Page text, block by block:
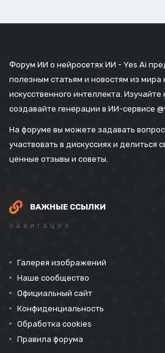
Форум ИИ о нейросетях ИИ - Yes Ai
полезным статьям и новостям из мира
искусственного интеллекта.
создавайте генерации в ИИ-сервисе
На форуме вы можете задавать
участвовать в дискуссиях и делиться
ценные отзывы и советы.
ВАЖНЫЕ ССЫЛКИ
НАВИГАЦИЯ
Галерея изображений
Наше сообщество
Официальный сайт
Конфиденциальность
Обработка cookies
Правила форума